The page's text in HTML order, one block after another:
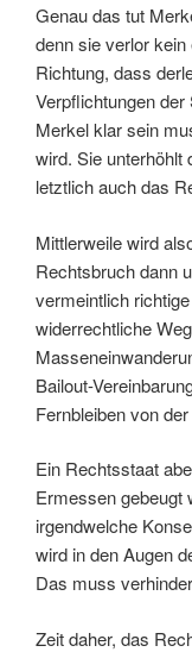
Genau das tut
denn sie verlor
Richtung, dass
Verpflichtungen
Merkel klar sein
wird. Sie unterhöhlt
letztlich auch das
Mittlerweile wird
Rechtsbruch dann
vermeintlich
widerrechtliche
Bailout-
Fernbleiben von
Ein Rechtsstaat
Ermessen gebeugt
irgendwelche
wird in den Augen
Das muss
Zeit daher, das